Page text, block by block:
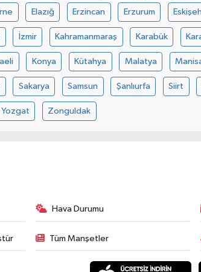
Elazığ Erzincan Erzurum
İzmir Kahramanmaraş Karabük
Konya Kütahya Malatya
Sakarya Samsun Şanlıurfa Siirt
Yozgat Zonguldak
Hava Durumu
Tüm Manşetler